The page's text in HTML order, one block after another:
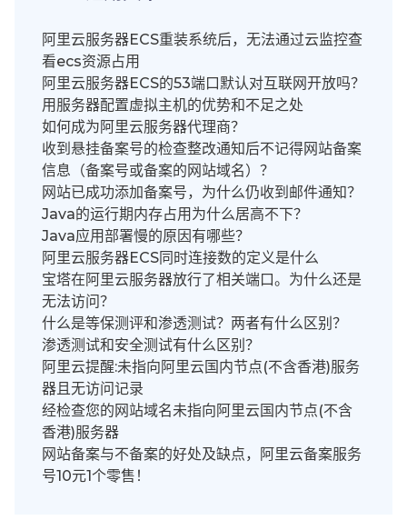
阿里云服务器ECS重装系统后，无法通过云监控查
看ecs资源占用
阿里云服务器ECS的53端口默认对互联网开放吗？
用服务器配置虚拟主机的优势和不足之处
如何成为阿里云服务器代理商？
收到悬挂备案号的检查整改通知后不记得网站备案
信息（备案号或备案的网站域名）？
网站已成功添加备案号，为什么仍收到邮件通知？
Java的运行期内存占用为什么居高不下？
Java应用部署慢的原因有哪些？
阿里云服务器ECS同时连接数的定义是什么
宝塔在阿里云服务器放行了相关端口。为什么还是
无法访问？
什么是等保测评和渗透测试？两者有什么区别？
渗透测试和安全测试有什么区别？
阿里云提醒:未指向阿里云国内节点(不含香港)服务
器且无访问记录
经检查您的网站域名未指向阿里云国内节点(不含
香港)服务器
网站备案与不备案的好处及缺点，阿里云备案服务
号10元1个零售！